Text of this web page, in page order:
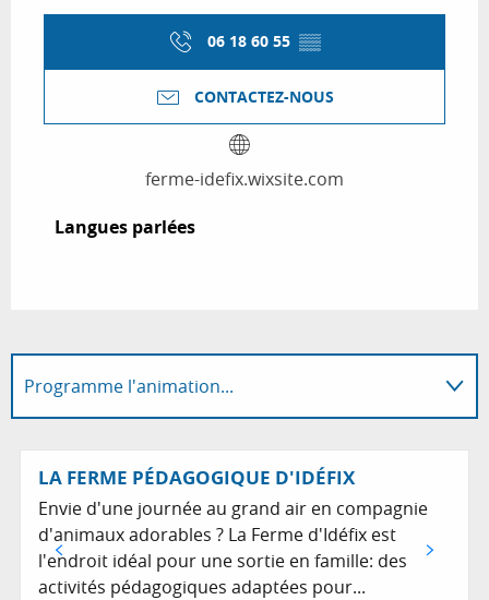
06 18 60 55 ▒▒
CONTACTEZ-NOUS
ferme-idefix.wixsite.com
Langues parlées
Langues parlées
Programme l'animation...
Sur place
LA FERME PÉDAGOGIQUE D'IDÉFIX
Envie d'une journée au grand air en compagnie
d'animaux adorables ? La Ferme d'Idéfix est
l'endroit idéal pour une sortie en famille: des
activités pédagogiques adaptées pour...